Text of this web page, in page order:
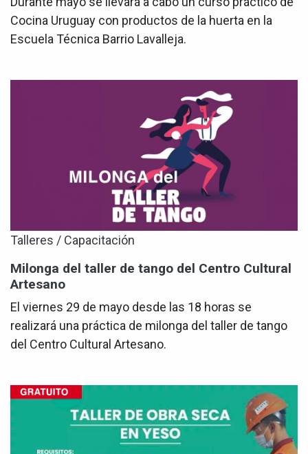
Cocina Uruguay con productos de la huerta en la
Escuela Técnica Barrio Lavalleja.
Talleres / Capacitación
Milonga del taller de tango del Centro Cultural
Artesano
El viernes 29 de mayo desde las 18 horas se
realizará una práctica de milonga del taller de tango
del Centro Cultural Artesano.